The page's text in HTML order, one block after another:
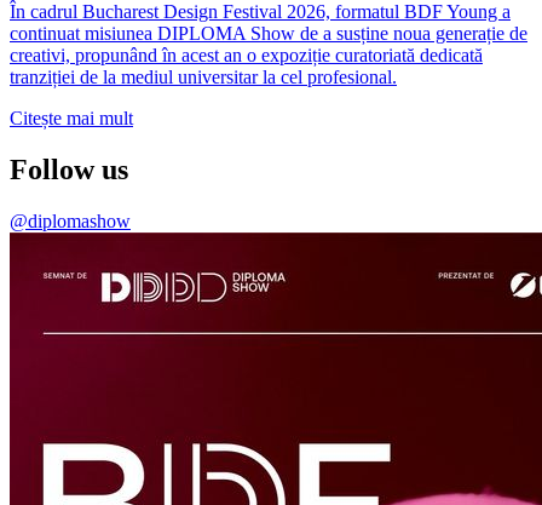
În cadrul Bucharest Design Festival 2026, formatul BDF Young a
continuat misiunea DIPLOMA Show de a susține noua generație de
creativi, propunând în acest an o expoziție curatoriată dedicată
tranziției de la mediul universitar la cel profesional.
Citește mai mult
Follow us
@diplomashow